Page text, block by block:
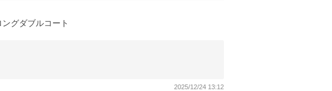
グダブルコート
2025/12/24 13:12